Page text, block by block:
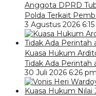
Anggota DPRD
Polda Terkait
3 Agustus 2026
Kuasa Hukum
Tidak Ada Perintah
30 Juli 2026 6:26 pm